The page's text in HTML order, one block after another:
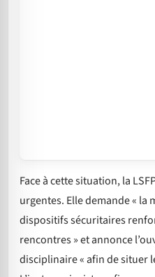
Face à cette situation, la
urgentes. Elle demande « la
dispositifs sécuritaires
rencontres » et annonce
disciplinaire « afin de situer